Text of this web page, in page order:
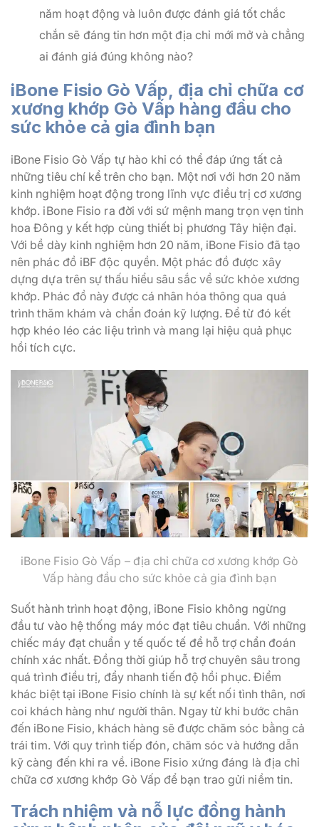
năm hoạt động và luôn được đánh giá tốt chắc
chắn sẽ đáng tin hơn một địa chỉ mới mở và chẳng
ai đánh giá đúng không nào?
iBone Fisio Gò Vấp, địa chỉ chữa cơ
xương khớp Gò Vấp hàng đầu cho
sức khỏe cả gia đình bạn
iBone Fisio Gò Vấp tự hào khi có thể đáp ứng tất cả
những tiêu chí kể trên cho bạn. Một nơi với hơn 20 năm
kinh nghiệm hoạt động trong lĩnh vực điều trị cơ xương
khớp. iBone Fisio ra đời với sứ mệnh mang trọn vẹn tinh
hoa Đông y kết hợp cùng thiết bị phương Tây hiện đại.
Với bề dày kinh nghiệm hơn 20 năm, iBone Fisio đã tạo
nên phác đồ iBF độc quyền. Một phác đồ được xây
dựng dựa trên sự thấu hiểu sâu sắc về sức khỏe xương
khớp. Phác đồ này được cá nhân hóa thông qua quá
trình thăm khám và chẩn đoán kỹ lượng. Để từ đó kết
hợp khéo léo các liệu trình và mang lại hiệu quả phục
hồi tích cực.
iBone Fisio Gò Vấp – địa chỉ chữa cơ xương khớp Gò
Vấp hàng đầu cho sức khỏe cả gia đình bạn
Suốt hành trình hoạt động, iBone Fisio không ngừng
đầu tư vào hệ thống máy móc đạt tiêu chuẩn. Với những
chiếc máy đạt chuẩn y tế quốc tế để hỗ trợ chẩn đoán
chính xác nhất. Đồng thời giúp hỗ trợ chuyên sâu trong
quá trình điều trị, đẩy nhanh tiến độ hồi phục. Điểm
khác biệt tại iBone Fisio chính là sự kết nối tình thân, nơi
coi khách hàng như người thân. Ngay từ khi bước chân
đến iBone Fisio, khách hàng sẽ được chăm sóc bằng cả
trái tim. Với quy trình tiếp đón, chăm sóc và hướng dẫn
kỹ càng đến khi ra về. iBone Fisio xứng đáng là địa chỉ
chữa cơ xương khớp Gò Vấp để bạn trao gửi niềm tin.
Trách nhiệm và nỗ lực đồng hành